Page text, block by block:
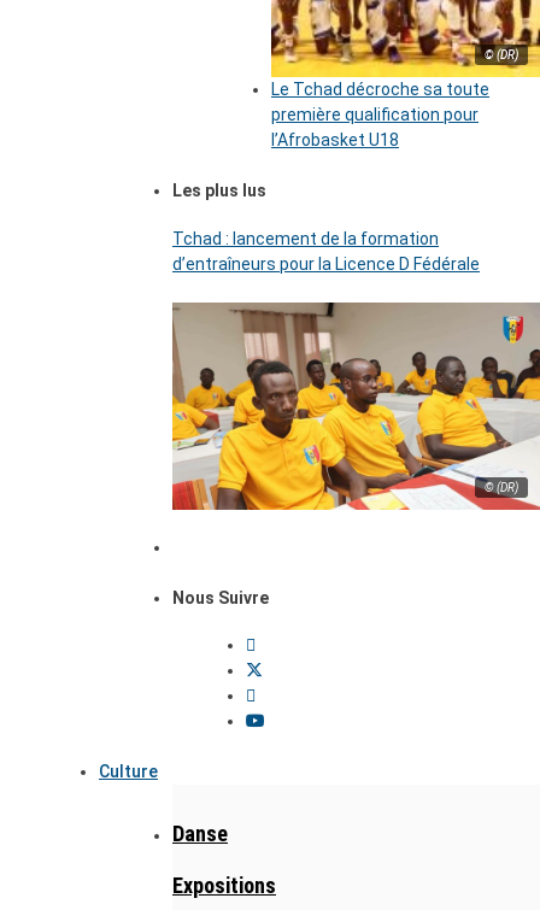
© (DR)
Le Tchad décroche sa toute
première qualification pour
l’Afrobasket U18
Les plus lus
Tchad : lancement de la formation
d’entraîneurs pour la Licence D Fédérale
© (DR)
Nous Suivre
Culture
Danse
Expositions